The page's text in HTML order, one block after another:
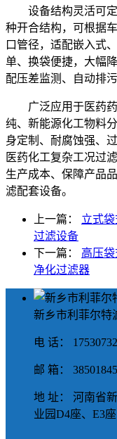
设备结构灵活可
种开合结构，可根据
口管径，适配嵌入式
单、换袋便捷，大幅
配压差监测、自动排
广泛应用于医药
纯、新能源化工物料
身定制、耐腐蚀强、
医药化工复杂工况过
生产成本、保障产品
滤配套设备。
上一篇： 立式
过滤设备
下一篇： 高压
净化过滤器
新乡市利菲尔特
电 话：
邮 箱：
地 址： 河南省
业园D4座、E3座